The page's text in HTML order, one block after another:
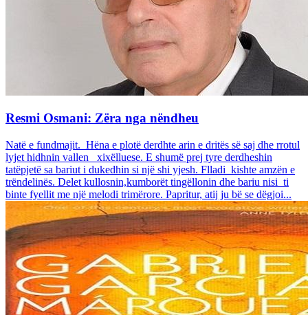
Resmi Osmani: Zëra nga nëndheu
Natë e fundmajit. Hëna e plotë derdhte arin e dritës së saj dhe rrotul
lyjet hidhnin vallen xixëlluese. E shumë prej tyre derdheshin
tatëpjetë sa bariut i dukedhin si një shi yjesh. Flladi kishte amzën e
trëndelinës. Delet kullosnin,kumborët tingëllonin dhe bariu nisi ti
binte fyellit me një melodi trimërore. Papritur, atij ju bë se dëgjoi...